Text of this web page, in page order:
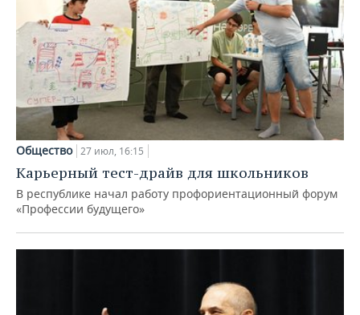
Общество 27 июл, 16:15
Карьерный тест-драйв для школьников
В республике начал работу профориентационный форум
«Профессии будущего»